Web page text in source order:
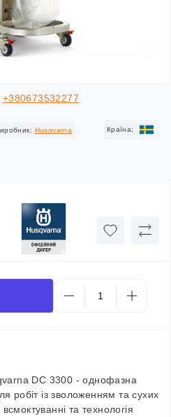
+380673532277
Husqvarna Країна:
DC 3300 - однофазна
робіт із зволоженням та сухих
всмоктуванні та технологія